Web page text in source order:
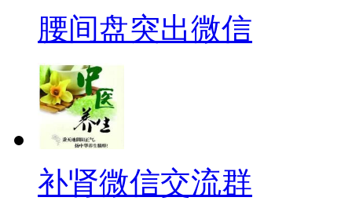
腰间盘突出微信
补肾微信交流群